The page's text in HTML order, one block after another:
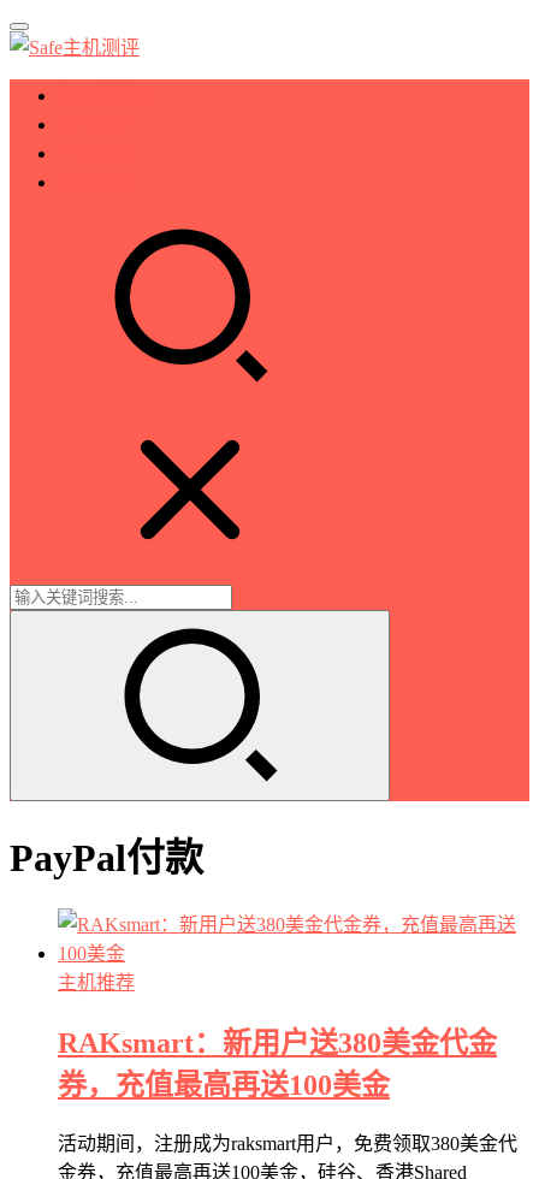
PayPal付款
主机推荐
RAKsmart：新用户送380美金代金
券，充值最高再送100美金
活动期间，注册成为raksmart用户，免费领取380美金代
金券，充值最高再送100美金，硅谷、香港Shared